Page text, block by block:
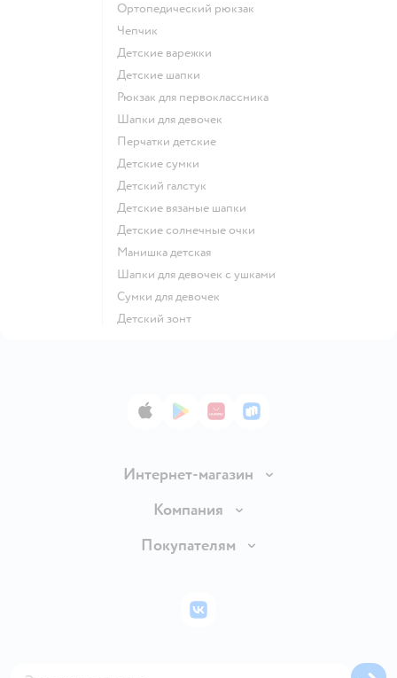
Ортопедический рюкзак
Чепчик
Детские варежки
Детские шапки
Рюкзак для первоклассника
Шапки для девочек
Перчатки детские
Детские сумки
Детский галстук
Детские вязаные шапки
Детские солнечные очки
Манишка детская
Шапки для девочек с ушками
Сумки для девочек
Детский зонт
App StoreGoogle Play
AppGallery
RuStore
Интернет-магазин
Доставка и оплата
Правила продажи
Политика использования файлов cookie
Компания
Вакансии
Покупателям
Бонусные карты
ВКонтакте